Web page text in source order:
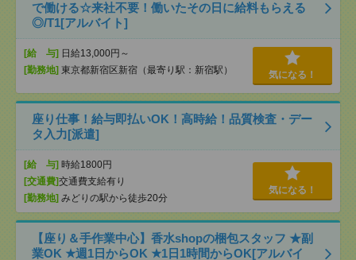
で働ける☆来社不要！働いたその日に給料もらえる
◎/T1[アルバイト]
[給 与] 日給13,000円～
[勤務地] 東京都新宿区新宿（最寄り駅：新宿駅） 気になる！
座り仕事！給与即払いOK！高時給！品質検査・デー
タ入力[派遣]
[給 与] 時給1800円
[交通費]交通費支給有り
[勤務地] みどりの駅から徒歩20分
気になる！
【座り＆手作業中心】香水shopの梱包スタッフ ★副
業OK ★週1日からOK ★1日1時間からOK[アルバイ